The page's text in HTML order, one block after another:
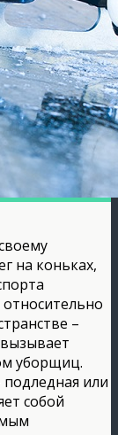
на коньках,
–
уборщиц.
или
собой